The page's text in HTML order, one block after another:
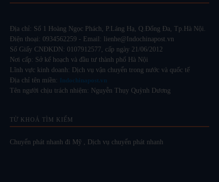
Địa chỉ: Số 1 Hoàng Ngọc Phách, P.Láng Hạ, Q.Đống Đa, Tp.Hà Nội.
Điện thoại: 0934562259 - Email: lienhe@Indochinapost.vn
Số Giấy CNĐKDN: 0107912577, cấp ngày 21/06/2012
Nơi cấp: Sở kế hoạch và đầu tư thành phố Hà Nội
Lĩnh vực kinh doanh: Dịch vụ vận chuyển trong nước và quốc tế
Địa chỉ tên miền: Indochinapost.vn
Tên người chịu trách nhiệm: Nguyễn Thụy Quỳnh Dương
TỪ KHOÁ TÌM KIẾM
Chuyển phát nhanh đi Mỹ , Dịch vụ chuyển phát nhanh